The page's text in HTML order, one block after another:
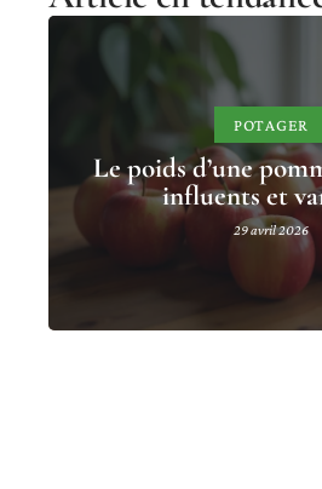
POTAGER
Le poids d’une
influents et
29 avril 2026